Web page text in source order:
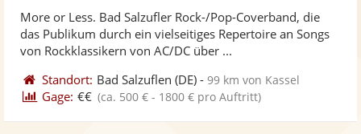
Fotos
5
Sternen
More or Less. Bad Salzufler Rock-/Pop-Coverband, die
das Publikum durch ein vielseitiges Repertoire an Songs
von Rockklassikern von AC/DC über ...
Standort: Bad Salzuflen (DE) -99 km von Kassel
Gage: €€ (ca. 500 € - 1800 € pro Auftritt)